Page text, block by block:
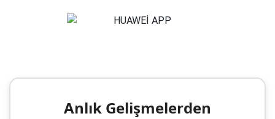
Anlık Gelişmelerden